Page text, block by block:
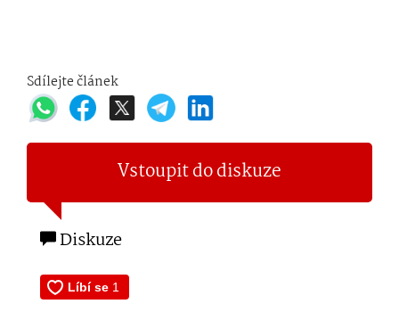
Sdílejte článek
Vstoupit do diskuze
Diskuze